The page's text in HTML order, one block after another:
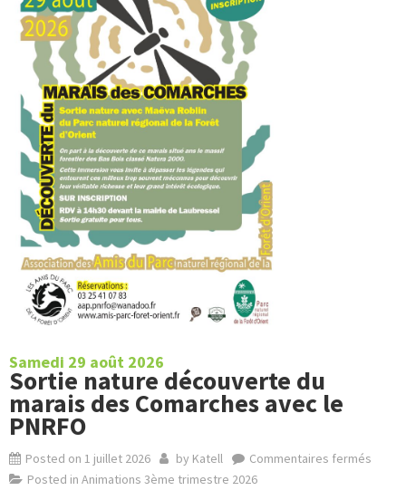
Samedi 29 août 2026
Sortie nature découverte du
marais des Comarches avec le
PNRFO
Posted on 1 juillet 2026 by Katell
Commentaires fermés
Posted in Animations 3ème trimestre 2026